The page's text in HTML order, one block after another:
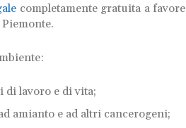
completamente gratuita a
di lavoro e di vita;
amianto e ad altri cancerogeni;